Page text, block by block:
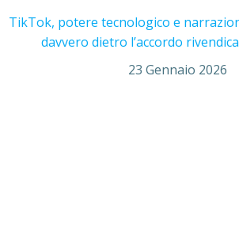
TikTok, potere tecnologico e
davvero dietro l’accordo
23 Gennaio 2026